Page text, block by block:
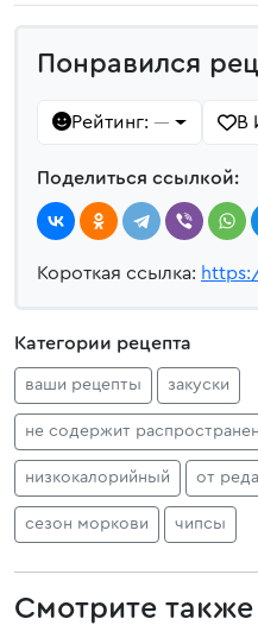
Понравился
Рейтинг: — В
Поделиться ссылкой:
Короткая ссылка:
Категории рецепта
ваши рецепты закуски
не содержит
низкокалорийный от
сезон моркови чипсы
Смотрите также